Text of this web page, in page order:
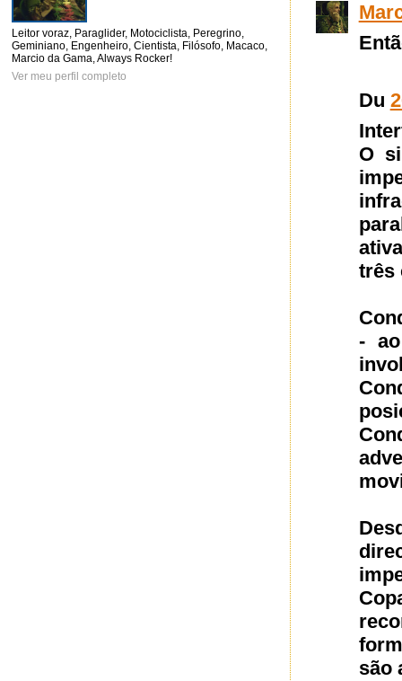
Du
O
três
-
são
Leitor voraz, Paraglider, Motociclista, Peregrino,
Geminiano, Engenheiro, Cientista, Filósofo, Macaco,
Marcio da Gama, Always Rocker!
Ver meu perfil completo